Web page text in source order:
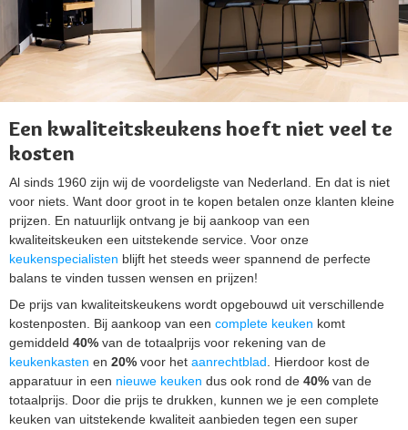
Een kwaliteitskeukens hoeft niet veel te
kosten
Al sinds 1960 zijn wij de voordeligste van Nederland. En dat is niet
voor niets. Want door groot in te kopen betalen onze klanten kleine
prijzen. En natuurlijk ontvang je bij aankoop van een
kwaliteitskeuken een uitstekende service. Voor onze
keukenspecialisten blijft het steeds weer spannend de perfecte
balans te vinden tussen wensen en prijzen!
De prijs van kwaliteitskeukens wordt opgebouwd uit verschillende
kostenposten. Bij aankoop van een complete keuken komt
gemiddeld 40% van de totaalprijs voor rekening van de
keukenkasten en 20% voor het aanrechtblad. Hierdoor kost de
apparatuur in een nieuwe keuken dus ook rond de 40% van de
totaalprijs. Door die prijs te drukken, kunnen we je een complete
keuken van uitstekende kwaliteit aanbieden tegen een super